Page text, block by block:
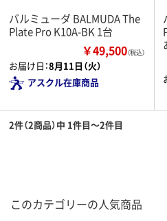
バルミューダ BALMUDA The
Plate Pro K10A-BK 1台
￥49,500（税込）
お届け日：8月11日（火）
アスクル在庫商品
2件（2商品）中 1件目～2件目
このカテゴリーの人気商品